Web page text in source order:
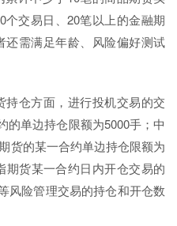
交易日、20笔以上的金融期
需满足年龄、风险偏好测试
仓方面，进行投机交易的交
的单边持仓限额为5000手；中
货的某一合约单边持仓限额为
期货某一合约日内开仓交易的
风险管理交易的持仓和开仓数